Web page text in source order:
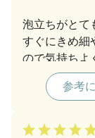
泡立ちがとて
すぐにきめ細
ので気持ちよ
汗や日焼け
い上がり、お
参考